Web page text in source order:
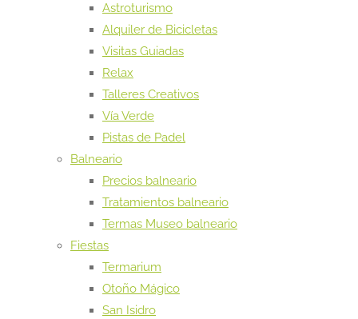
Astroturismo
Alquiler de Bicicletas
Visitas Guiadas
Relax
Talleres Creativos
Vía Verde
Pistas de Padel
Balneario
Precios balneario
Tratamientos balneario
Termas Museo balneario
Fiestas
Termarium
Otoño Mágico
San Isidro